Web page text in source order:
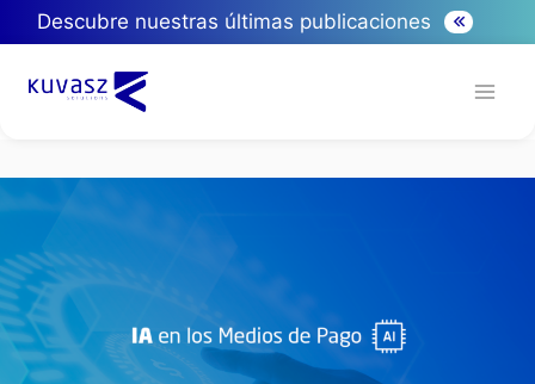
Descubre nuestras últimas publicaciones